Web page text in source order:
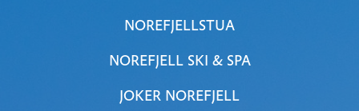
NOREFJELLSTUA
NOREFJELL SKI & SPA
JOKER NOREFJELL